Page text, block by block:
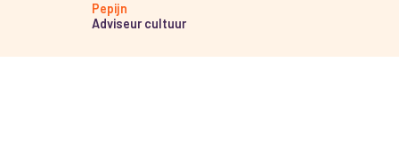
Pepijn
Adviseur cultuur